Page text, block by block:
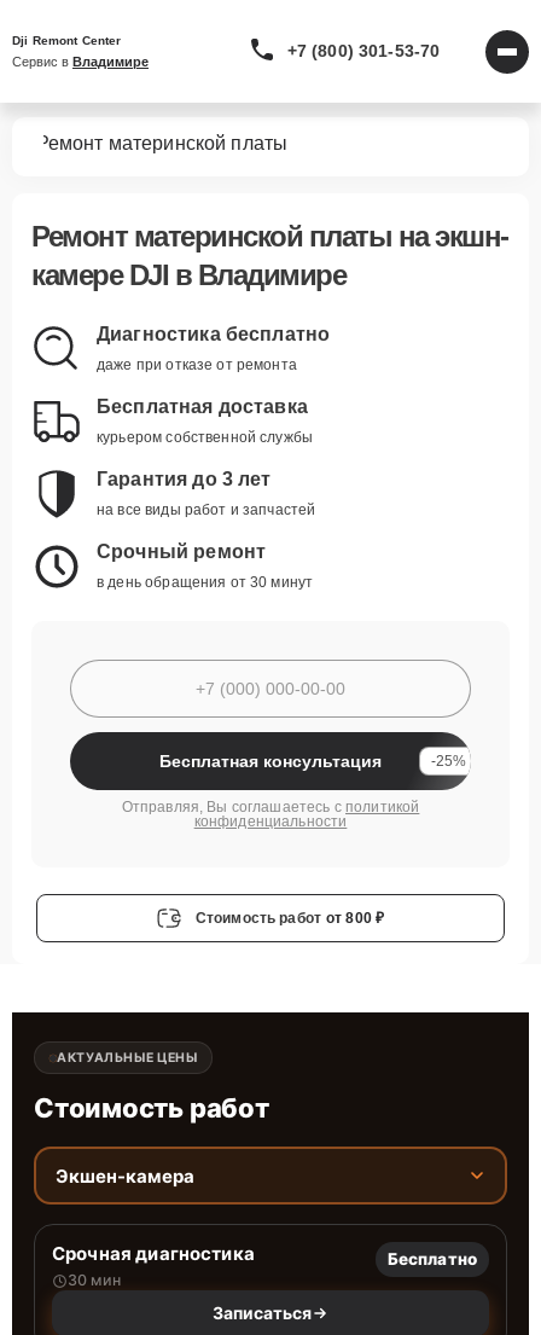
Dji Remont Center
Сервис в Владимире
+7 (800) 301-53-70
Ремонт материнской платы
Ремонт материнской платы на экшн-
камере DJI в Владимире
Диагностика бесплатно
даже при отказе от ремонта
Бесплатная доставка
курьером собственной службы
Гарантия до 3 лет
на все виды работ и запчастей
Срочный ремонт
в день обращения от 30 минут
Бесплатная консультация -25%
Отправляя, Вы соглашаетесь с политикой
конфиденциальности
Стоимость работ от 800 ₽
АКТУАЛЬНЫЕ ЦЕНЫ
Стоимость работ
Экшен-камера
Срочная диагностика
30 мин
Бесплатно
Записаться